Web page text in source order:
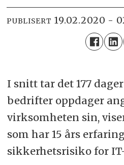
PUBLISERT 19.02.2020 -
I snitt tar det 177
bedrifter oppdager
virksomheten sin,
som har 15 års
sikkerhetsrisiko for